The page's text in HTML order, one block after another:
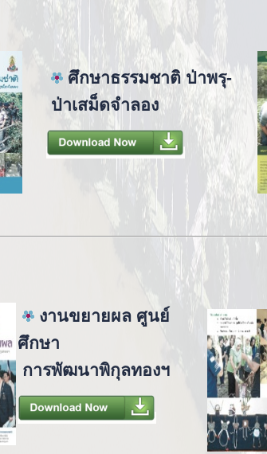
ศึกษาธรรมชาติ ป่าพรุ-
ป่าเสม็ดจำลอง
งานขยายผล ศูนย์
ศึกษา
การพัฒนาพิกุลทองฯ